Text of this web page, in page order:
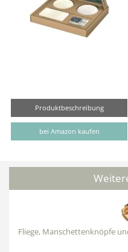
Produktbeschreibung
bei Amazon kaufen
Fliege, Manschettenknöpfe